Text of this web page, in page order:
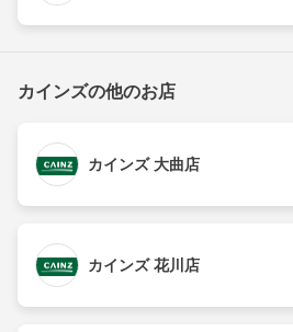
カインズの他のお店
カインズ 大曲店
カインズ 花川店